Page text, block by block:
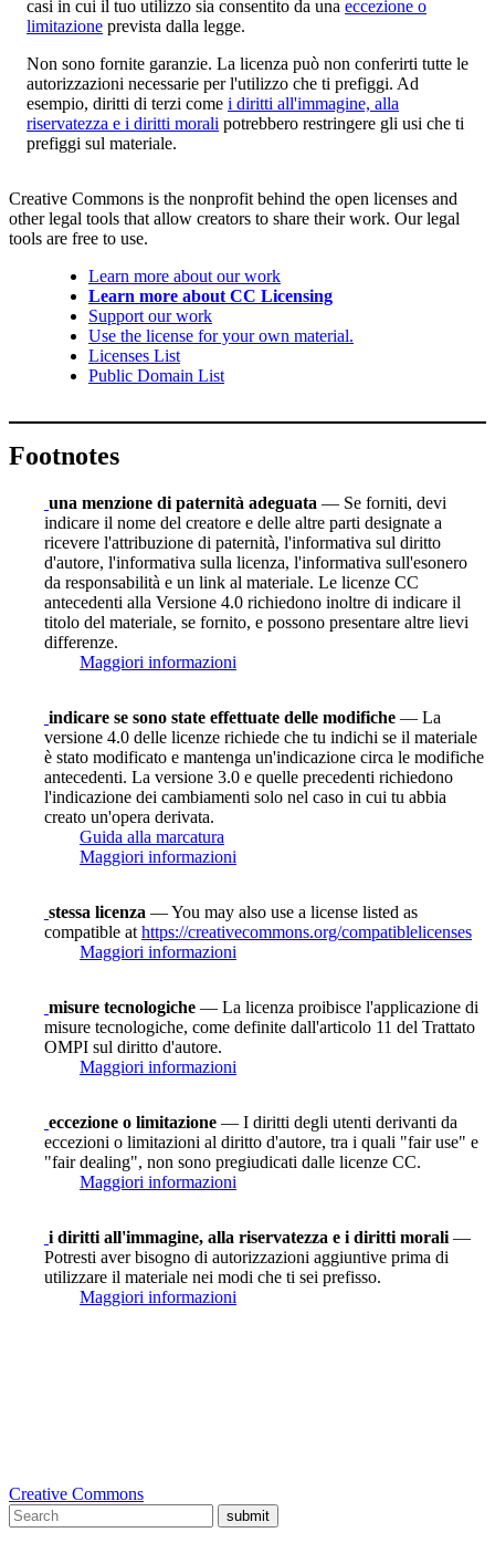
casi in cui il tuo utilizzo sia consentito da una eccezione o
limitazione prevista dalla legge.
Non sono fornite garanzie. La licenza può non conferirti tutte le
autorizzazioni necessarie per l'utilizzo che ti prefiggi. Ad
esempio, diritti di terzi come i diritti all'immagine, alla
riservatezza e i diritti morali potrebbero restringere gli usi che ti
prefiggi sul materiale.
Creative Commons is the nonprofit behind the open licenses and
other legal tools that allow creators to share their work. Our legal
tools are free to use.
Learn more about our work
Learn more about CC Licensing
Support our work
Use the license for your own material.
Licenses List
Public Domain List
Footnotes
una menzione di paternità adeguata — Se forniti, devi
indicare il nome del creatore e delle altre parti designate a
ricevere l'attribuzione di paternità, l'informativa sul diritto
d'autore, l'informativa sulla licenza, l'informativa sull'esonero
da responsabilità e un link al materiale. Le licenze CC
antecedenti alla Versione 4.0 richiedono inoltre di indicare il
titolo del materiale, se fornito, e possono presentare altre lievi
differenze.
Maggiori informazioni
indicare se sono state effettuate delle modifiche — La
versione 4.0 delle licenze richiede che tu indichi se il materiale
è stato modificato e mantenga un'indicazione circa le modifiche
antecedenti. La versione 3.0 e quelle precedenti richiedono
l'indicazione dei cambiamenti solo nel caso in cui tu abbia
creato un'opera derivata.
Guida alla marcatura
Maggiori informazioni
stessa licenza — You may also use a license listed as
compatible at https://creativecommons.org/compatiblelicenses
Maggiori informazioni
misure tecnologiche — La licenza proibisce l'applicazione di
misure tecnologiche, come definite dall'articolo 11 del Trattato
OMPI sul diritto d'autore.
Maggiori informazioni
eccezione o limitazione — I diritti degli utenti derivanti da
eccezioni o limitazioni al diritto d'autore, tra i quali "fair use" e
"fair dealing", non sono pregiudicati dalle licenze CC.
Maggiori informazioni
i diritti all'immagine, alla riservatezza e i diritti morali —
Potresti aver bisogno di autorizzazioni aggiuntive prima di
utilizzare il materiale nei modi che ti sei prefisso.
Maggiori informazioni
Creative Commons
submit